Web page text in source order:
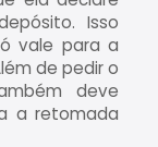
Isso
vale para a
de pedir o
deve
a retomada